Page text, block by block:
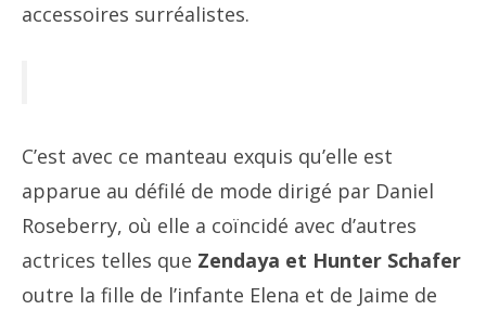
accessoires surréalistes.
C’est avec ce manteau exquis qu’elle est
apparue au défilé de mode dirigé par Daniel
Roseberry, où elle a coïncidé avec d’autres
actrices telles que Zendaya et Hunter Schafer
outre la fille de l’infante Elena et de Jaime de